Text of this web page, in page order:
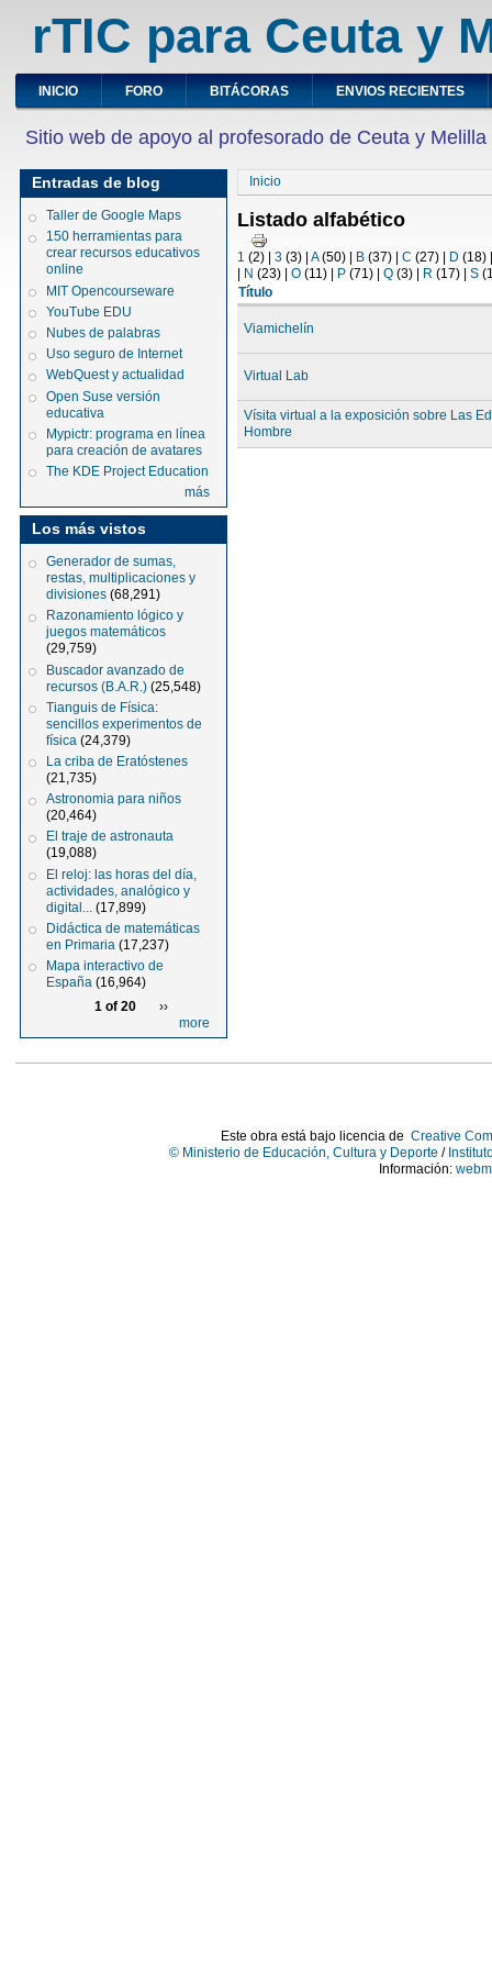
rTIC para Ceuta y
INICIO FORO BITÁCORAS ENVIOS RECIENTES
Sitio web de apoyo al profesorado de Ceuta y Melilla
Entradas de blog
Taller de Google Maps
150 herramientas para
crear recursos educativos
online
MIT Opencourseware
YouTube EDU
Nubes de palabras
Uso seguro de Internet
WebQuest y actualidad
Open Suse versión
educativa
Mypictr: programa en línea
para creación de avatares
The KDE Project Education
más
Los más vistos
Generador de sumas,
restas, multiplicaciones y
divisiones (68,291)
Razonamiento lógico y
juegos matemáticos
(29,759)
Buscador avanzado de
recursos (B.A.R.) (25,548)
Tianguis de Física:
sencillos experimentos de
física (24,379)
La criba de Eratóstenes
(21,735)
Astronomia para niños
(20,464)
El traje de astronauta
(19,088)
El reloj: las horas del día,
actividades, analógico y
digital...
(17,899)
Didáctica de matemáticas
en Primaria (17,237)
Mapa interactivo de
España (16,964)
1 of 20
››
more
Inicio
Listado alfabético
1 (2) |3 (3) |A(50) B (37) |C (27) D (18)
N (23) |O (11) P (71) |Q (3) R (17) |S
Título
Viamichelín
Virtual Lab
Vísita virtual a la exposición sobre Las
Hombre
Este obra está bajo licencia de Creative
© Ministerio de Educación, Cultura y Deporte /
Información: